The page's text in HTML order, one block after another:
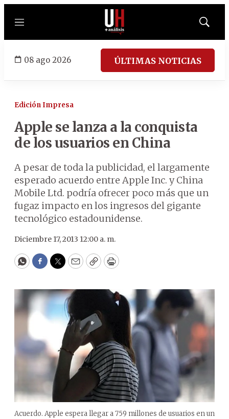
Menú
Mostrar
08 ago 2026 ÚLTIMAS NOTICIAS
Edición Impresa
Apple se lanza a la conquista
de los usuarios en China
A pesar de toda la publicidad, el largamente
esperado acuerdo entre Apple Inc. y China
Mobile Ltd. podría ofrecer poco más que un
fugaz impacto en los ingresos del gigante
tecnológico estadounidense.
Diciembre 17, 2013 12:00 a. m.
WhatsApp
Facebook
Twitter
EmailCopyPrint
Acuerdo. Apple espera llegar a 759 millones de usuarios en un